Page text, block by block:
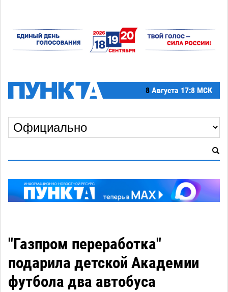
8 Августа 17:8 МСК
"Газпром переработка"
подарила детской Академии
футбола два автобуса